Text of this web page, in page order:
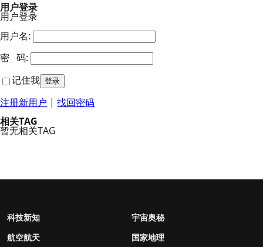
用户登录
用户登录
用户名:
密 码:
记住我
注册新用户 | 找回密码
相关TAG
暂无相关TAG
科技新知
宇宙奥秘
航空航天
国家地理